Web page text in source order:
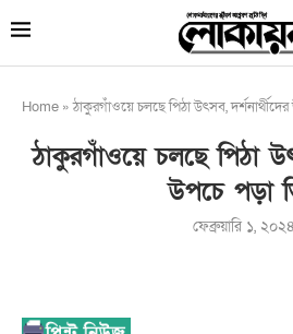
Home »ঠাকুরগাঁওয়ে চলছে পিঠা উৎসব,
ঠাকুরগাঁওয়ে চলছে পিঠা
উপচে পড়া
ফেব্রুয়ারি ১, ২০২৪